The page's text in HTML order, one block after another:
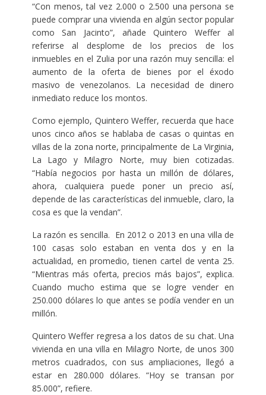
“Con menos, tal vez 2.000 o 2.500 una persona se
puede comprar una vivienda en algún sector popular
como San Jacinto”, añade Quintero Weffer al
referirse al desplome de los precios de los
inmuebles en el Zulia por una razón muy sencilla: el
aumento de la oferta de bienes por el éxodo
masivo de venezolanos. La necesidad de dinero
inmediato reduce los montos.
Como ejemplo, Quintero Weffer, recuerda que hace
unos cinco años se hablaba de casas o quintas en
villas de la zona norte, principalmente de La Virginia,
La Lago y Milagro Norte, muy bien cotizadas.
“Había negocios por hasta un millón de dólares,
ahora, cualquiera puede poner un precio así,
depende de las características del inmueble, claro, la
cosa es que la vendan”.
La razón es sencilla. En 2012 o 2013 en una villa de
100 casas solo estaban en venta dos y en la
actualidad, en promedio, tienen cartel de venta 25.
“Mientras más oferta, precios más bajos”, explica.
Cuando mucho estima que se logre vender en
250.000 dólares lo que antes se podía vender en un
millón.
Quintero Weffer regresa a los datos de su chat. Una
vivienda en una villa en Milagro Norte, de unos 300
metros cuadrados, con sus ampliaciones, llegó a
estar en 280.000 dólares. “Hoy se transan por
85.000”, refiere.